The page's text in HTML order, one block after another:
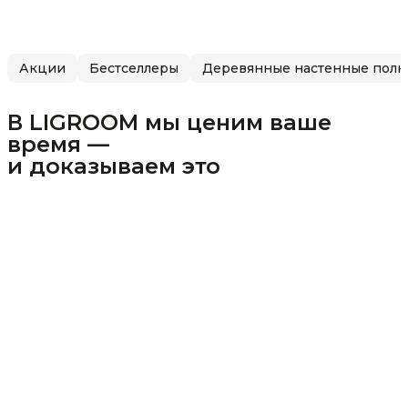
Акции Бестселлеры Деревянные настенные
В LIGROOM мы ценим ваше
время —
и доказываем это